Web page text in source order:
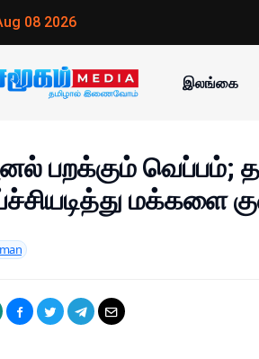
08 2026
இலங்கை
பறக்கும்
மக்களை